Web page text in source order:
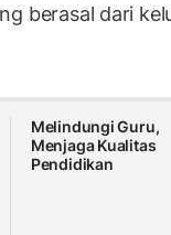
berasal dari
Melindungi Guru,
Menjaga Kualitas
Pendidikan